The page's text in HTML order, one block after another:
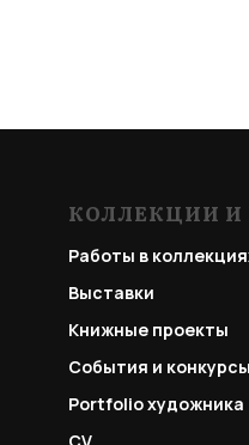
КОЛЛЕКЦИИ И
Работы в
Выставки
Книжные проекты
События и конкурсы
Portfolioхудожника